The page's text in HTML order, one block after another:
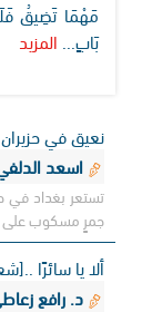
مَهْمَا تَضِيقُ
بَابٍ... المزيد
نعيق في
اسعد
تستعر بغداد في
جمرٍ مسكوب على
ألا يا سائرًا
د. رافع